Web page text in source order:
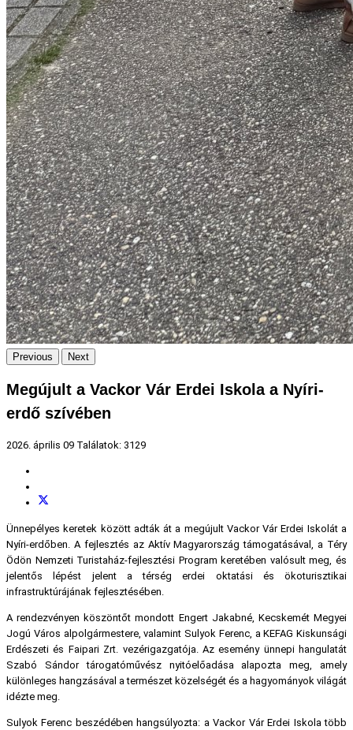
Previous Next
Megújult a Vackor Vár Erdei Iskola a Nyíri-
erdő szívében
2026. április 09 Találatok: 3129
Ünnepélyes keretek között adták át a megújult Vackor Vár Erdei Iskolát a
Nyíri-erdőben. A fejlesztés az Aktív Magyarország támogatásával, a Téry
Ödön Nemzeti Turistaház-fejlesztési Program keretében valósult meg, és
jelentős lépést jelent a térség erdei oktatási és ökoturisztikai
infrastruktúrájának fejlesztésében.
A rendezvényen köszöntőt mondott Engert Jakabné, Kecskemét Megyei
Jogú Város alpolgármestere, valamint Sulyok Ferenc, a KEFAG Kiskunsági
Erdészeti és Faipari Zrt. vezérigazgatója. Az esemény ünnepi hangulatát
Szabó Sándor tárogatóművész nyitóelőadása alapozta meg, amely
különleges hangzásával a természet közelségét és a hagyományok világát
idézte meg.
Sulyok Ferenc beszédében hangsúlyozta: a Vackor Vár Erdei Iskola több